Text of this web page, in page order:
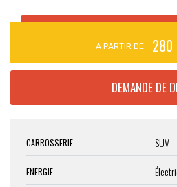
A PARTIR DE 280
CARROSSERIE SUV
ENERGIE